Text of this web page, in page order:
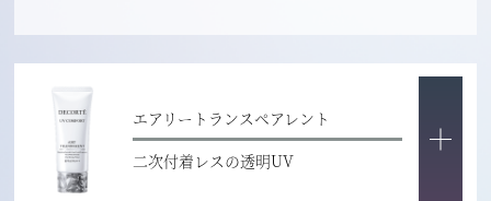
エアリートランスペアレント
二次付着レスの透明UV